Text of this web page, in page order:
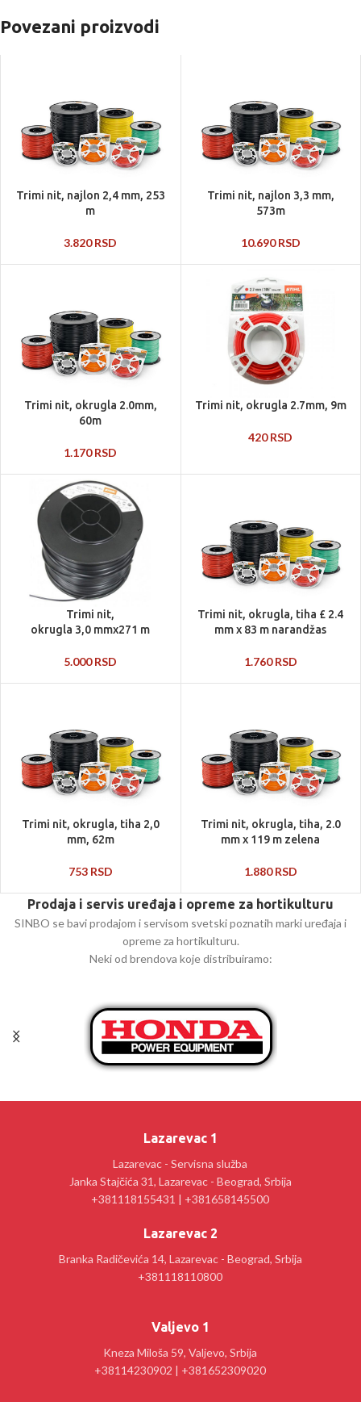
Povezani proizvodi
Trimi nit, najlon 2,4 mm, 253
m
3.820RSD
Trimi nit, najlon 3,3 mm,
573m
10.690RSD
Trimi nit, okrugla 2.0mm,
60m
1.170RSD
Trimi nit, okrugla 2.7mm, 9m
420RSD
Trimi nit,
okrugla 3,0 mmx271 m
5.000RSD
Trimi nit, okrugla, tiha £ 2.4
mm x 83 m narandžas
1.760RSD
Trimi nit, okrugla, tiha 2,0
mm, 62m
753 RSD
Trimi nit, okrugla, tiha, 2.0
mm x 119 m zelena
1.880RSD
Prodaja i servis uređaja i opreme za hortikulturu
SINBO se bavi prodajom i servisom svetski poznatih marki uređaja i
opreme za hortikulturu.
Neki od brendova koje distribuiramo:
Lazarevac 1
Lazarevac - Servisna služba
Janka Stajčića 31, Lazarevac - Beograd, Srbija
+381118155431 | +381658145500
Lazarevac 2
Branka Radičevića 14, Lazarevac - Beograd, Srbija
+381118110800
Valjevo 1
Kneza Miloša 59, Valjevo, Srbija
+38114230902 | +381652309020